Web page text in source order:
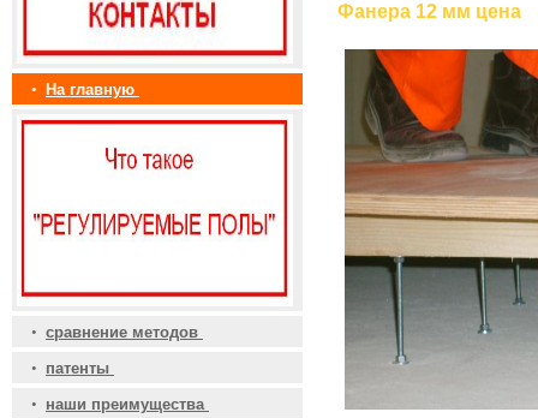
• На главную
• сравнение методов
• патенты
• наши преимущества
Фанера 12 мм цена